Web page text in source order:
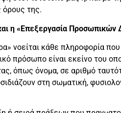
όρους της.
η «Επεξεργασία
νοείται κάθε πληροφορία
πρόσωπο είναι εκείνο του
όπως όνομα, σε αριθμό
στη σωματική,